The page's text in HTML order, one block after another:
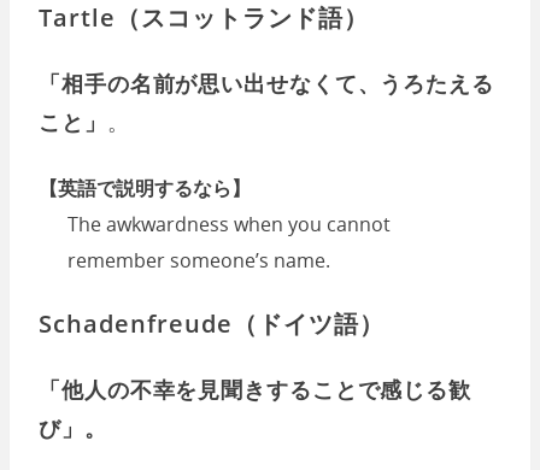
Tartle（スコットランド語）
「相手の名前が思い出せなくて、うろたえる
こと」 。
【英語で説明するなら】
The awkwardness when you cannot
remember someone’s name.
Schadenfreude（ドイツ語）
「他人の不幸を見聞きすることで感じる歓
び」。